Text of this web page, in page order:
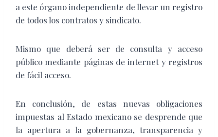
a este órgano independiente de llevar un registro
de todos los contratos y sindicato.
Mismo que deberá ser de consulta y acceso
público mediante páginas de internet y registros
de fácil acceso.
En conclusión, de estas nuevas obligaciones
impuestas al Estado mexicano se desprende que
la apertura a la gobernanza, transparencia y